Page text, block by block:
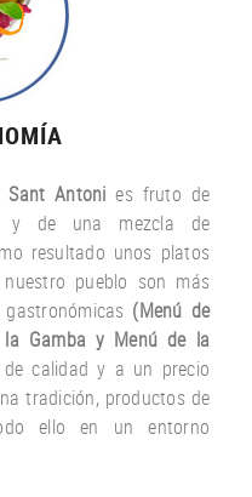
Sant Antoni es fruto de
y de una mezcla
de
resultado unos platos
pueblo son más
(Menú de
Gamba y Menú de la
de calidad y a un precio
tradición, productos de
ello
en un entorno